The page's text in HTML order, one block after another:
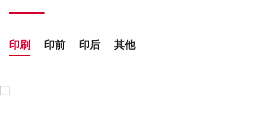
印刷 印前 印后 其他